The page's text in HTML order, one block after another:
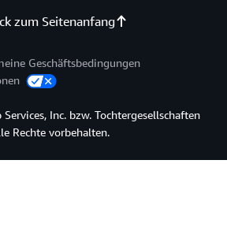
zum Seitenanfang
Geschäftsbedingungen
Inc. bzw. Tochtergesellschaften
Rechte vorbehalten.